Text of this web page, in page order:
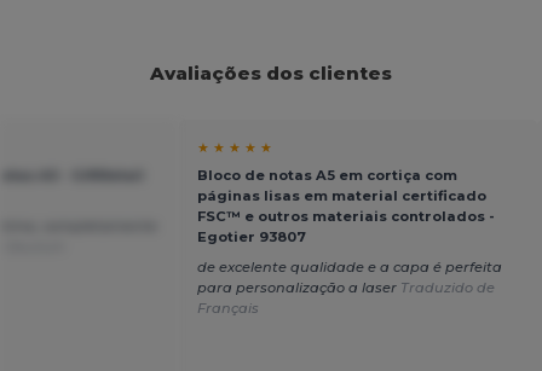
Avaliações dos clientes
★ ★ ★ ★ ★
Bloco de notas A5 em cortiça com
páginas lisas em material certificado
FSC™ e outros materiais controlados -
Egotier 93807
de excelente qualidade e a capa é perfeita
para personalização a laser Traduzido de
Français